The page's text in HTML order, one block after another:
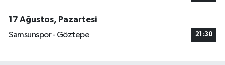
17 Ağustos, Pazartesi
Samsunspor - Göztepe
21:30